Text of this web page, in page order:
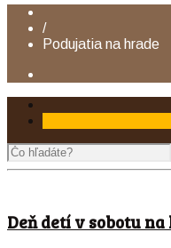
/
Podujatia na hrade
Deň detí v sobotu